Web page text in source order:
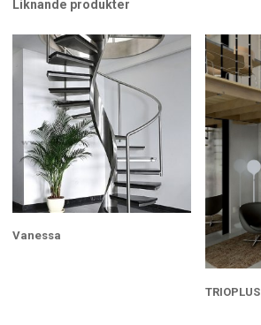
Liknande produkter
Vanessa
TRIOPLUS